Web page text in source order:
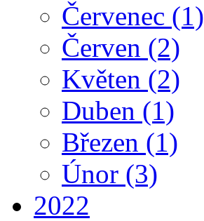
Červenec (1)
Červen (2)
Květen (2)
Duben (1)
Březen (1)
Únor (3)
2022